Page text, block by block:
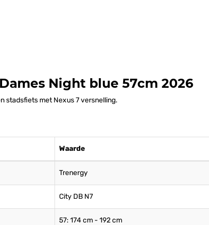
Night blue 57cm 2026
stadsfiets met Nexus 7 versnelling.
Waarde
Trenergy
City DB N7
57: 174 cm - 192 cm